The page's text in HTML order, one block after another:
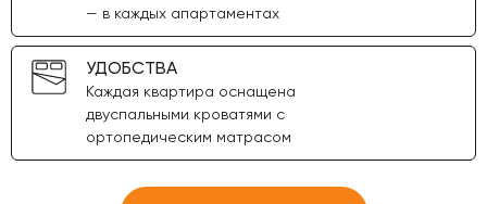
— в каждых апартаментах
УДОБСТВА
Каждая квартира оснащена
двуспальными кроватями с
ортопедическим матрасом